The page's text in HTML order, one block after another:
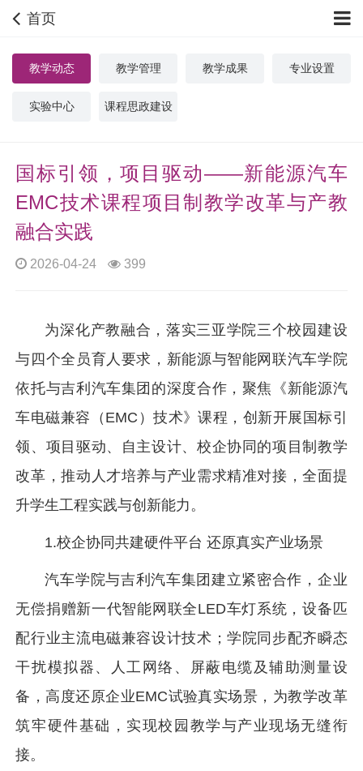
首页
教学动态 教学管理 教学成果 专业设置
实验中心 课程思政建设
国标引领，项目驱动——新能源汽车
EMC技术课程项目制教学改革与产教
融合实践
2026-04-24 399
为深化产教融合，落实三亚学院三个校园建设
与四个全员育人要求，新能源与智能网联汽车学院
依托与吉利汽车集团的深度合作，聚焦《新能源汽
车电磁兼容（EMC）技术》课程，创新开展国标引
领、项目驱动、自主设计、校企协同的项目制教学
改革，推动人才培养与产业需求精准对接，全面提
升学生工程实践与创新能力。
1.校企协同共建硬件平台 还原真实产业场景
汽车学院与吉利汽车集团建立紧密合作，企业
无偿捐赠新一代智能网联全LED车灯系统，设备匹
配行业主流电磁兼容设计技术；学院同步配齐瞬态
干扰模拟器、人工网络、屏蔽电缆及辅助测量设
备，高度还原企业EMC试验真实场景，为教学改革
筑牢硬件基础，实现校园教学与产业现场无缝衔
接。